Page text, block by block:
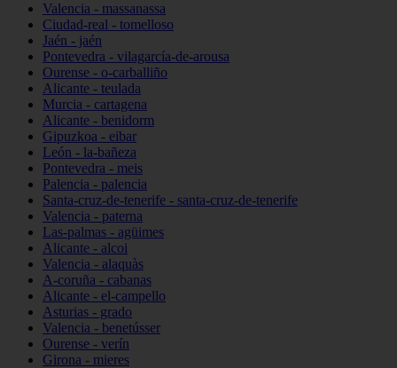
Valencia - massanassa
Ciudad-real - tomelloso
Jaén - jaén
Pontevedra - vilagarcía-de-arousa
Ourense - o-carballiño
Alicante - teulada
Murcia - cartagena
Alicante - benidorm
Gipuzkoa - eibar
León - la-bañeza
Pontevedra - meis
Palencia - palencia
Santa-cruz-de-tenerife - santa-cruz-de-tenerife
Valencia - paterna
Las-palmas - agüimes
Alicante - alcoi
Valencia - alaquàs
A-coruña - cabanas
Alicante - el-campello
Asturias - grado
Valencia - benetússer
Ourense - verín
Girona - mieres